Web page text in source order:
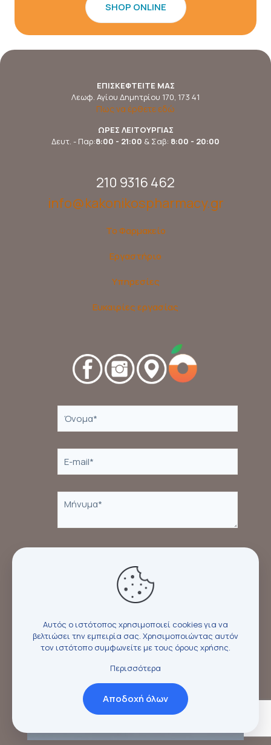
SHOP ONLINE
ΕΠΙΣΚΕΦΤΕΙΤΕ ΜΑΣ
Λεωφ. Αγίου Δημητρίου 170, 173 41
Πως να έρθετε εδώ
ΩΡΕΣ ΛΕΙΤΟΥΡΓΙΑΣ
Δευτ. - Παρ:8:00 - 21:00 & Σαβ: 8:00 - 20:00
210 9316 462
info@kakonikospharmacy.gr
Το Φαρμακείο
Εργαστήριο
Υπηρεσίες
Ευκαιρίες εργασίας
Αυτός ο ιστότοπος χρησιμοποιεί cookies για να
βελτιώσει την εμπειρία σας. Χρησιμοποιώντας αυτόν
τον ιστότοπο συμφωνείτε με τους όρους χρήσης.
Περισσότερα
Αποδοχή όλων